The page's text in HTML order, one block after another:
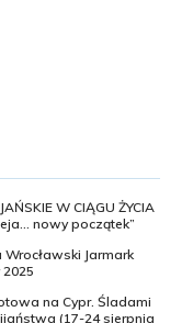
W CIĄGU ŻYCIA
nowy początek”
Jarmark
na Cypr. Śladami
(17-24 sierpnia